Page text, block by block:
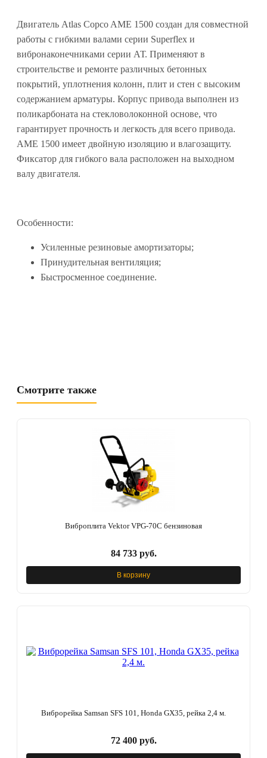
Двигатель Atlas Copco AME 1500 создан для совместной
работы с гибкими валами серии Superflex и
вибронаконечниками серии АТ. Применяют в
строительстве и ремонте различных бетонных
покрытий, уплотнения колонн, плит и стен с высоким
содержанием арматуры. Корпус привода выполнен из
поликарбоната на стекловолоконной основе, что
гарантирует прочность и легкость для всего привода.
AME 1500 имеет двойную изоляцию и влагозащиту.
Фиксатор для гибкого вала расположен на выходном
валу двигателя.
Особенности:
Усиленные резиновые амортизаторы;
Принудительная вентиляция;
Быстросменное соединение.
Смотрите также
Виброплита Vektor VPG-70C бензиновая
84 733 руб.
В корзину
Виброрейка Samsan SFS 101, Honda GX35, рейка 2,4 м.
72 400 руб.